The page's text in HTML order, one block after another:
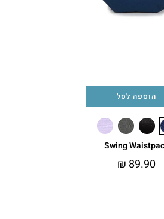
הוספה לסל
Swing
₪ 89.90